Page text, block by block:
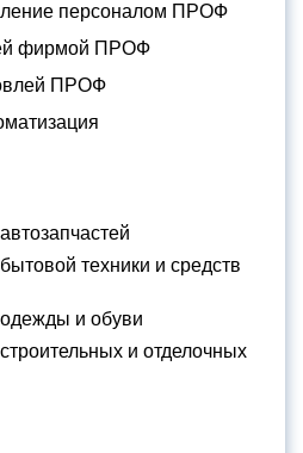
персоналом ПРОФ
фирмой ПРОФ
ПРОФ
техники и средств
и обуви
и отделочных
магазин